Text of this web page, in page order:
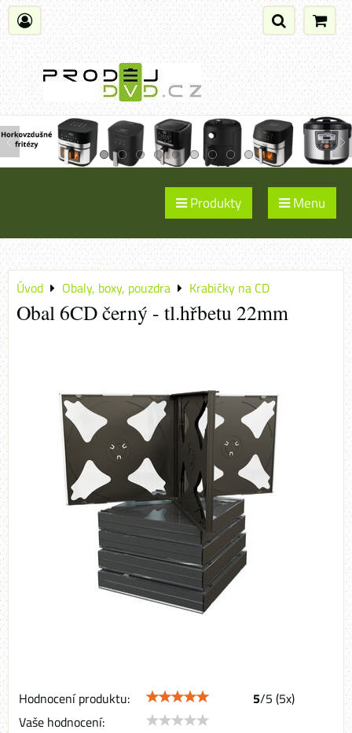
Produkty Menu
Úvod Obaly, boxy, pouzdra Krabičky na CD
Obal 6CD černý - tl.hřbetu 22mm
Hodnocení produktu: 5/5 (5x)
Vaše hodnocení: